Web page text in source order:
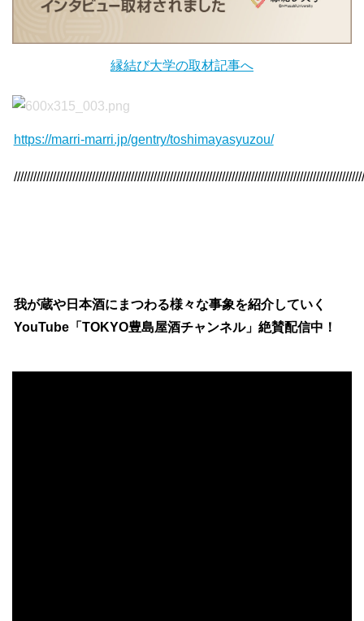
縁結び大学の取材記事へ
https://marri-marri.jp/gentry/toshimayasyuzou/
我が蔵や日本酒にまつわる様々な事象を紹介していく
YouTube「TOKYO豊島屋酒チャンネル」絶賛配信中！